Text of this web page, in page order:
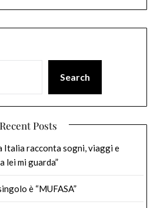
Search
Recent Posts
Italia racconta sogni, viaggi e
lei mi guarda”
è “MUFASA”